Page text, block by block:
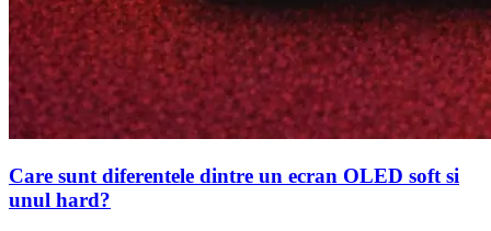
Care sunt diferentele dintre un ecran OLED soft si
unul hard?